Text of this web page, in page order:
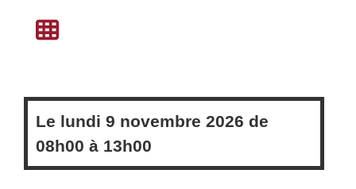
Le lundi 9 novembre 2026 de
08h00 à 13h00